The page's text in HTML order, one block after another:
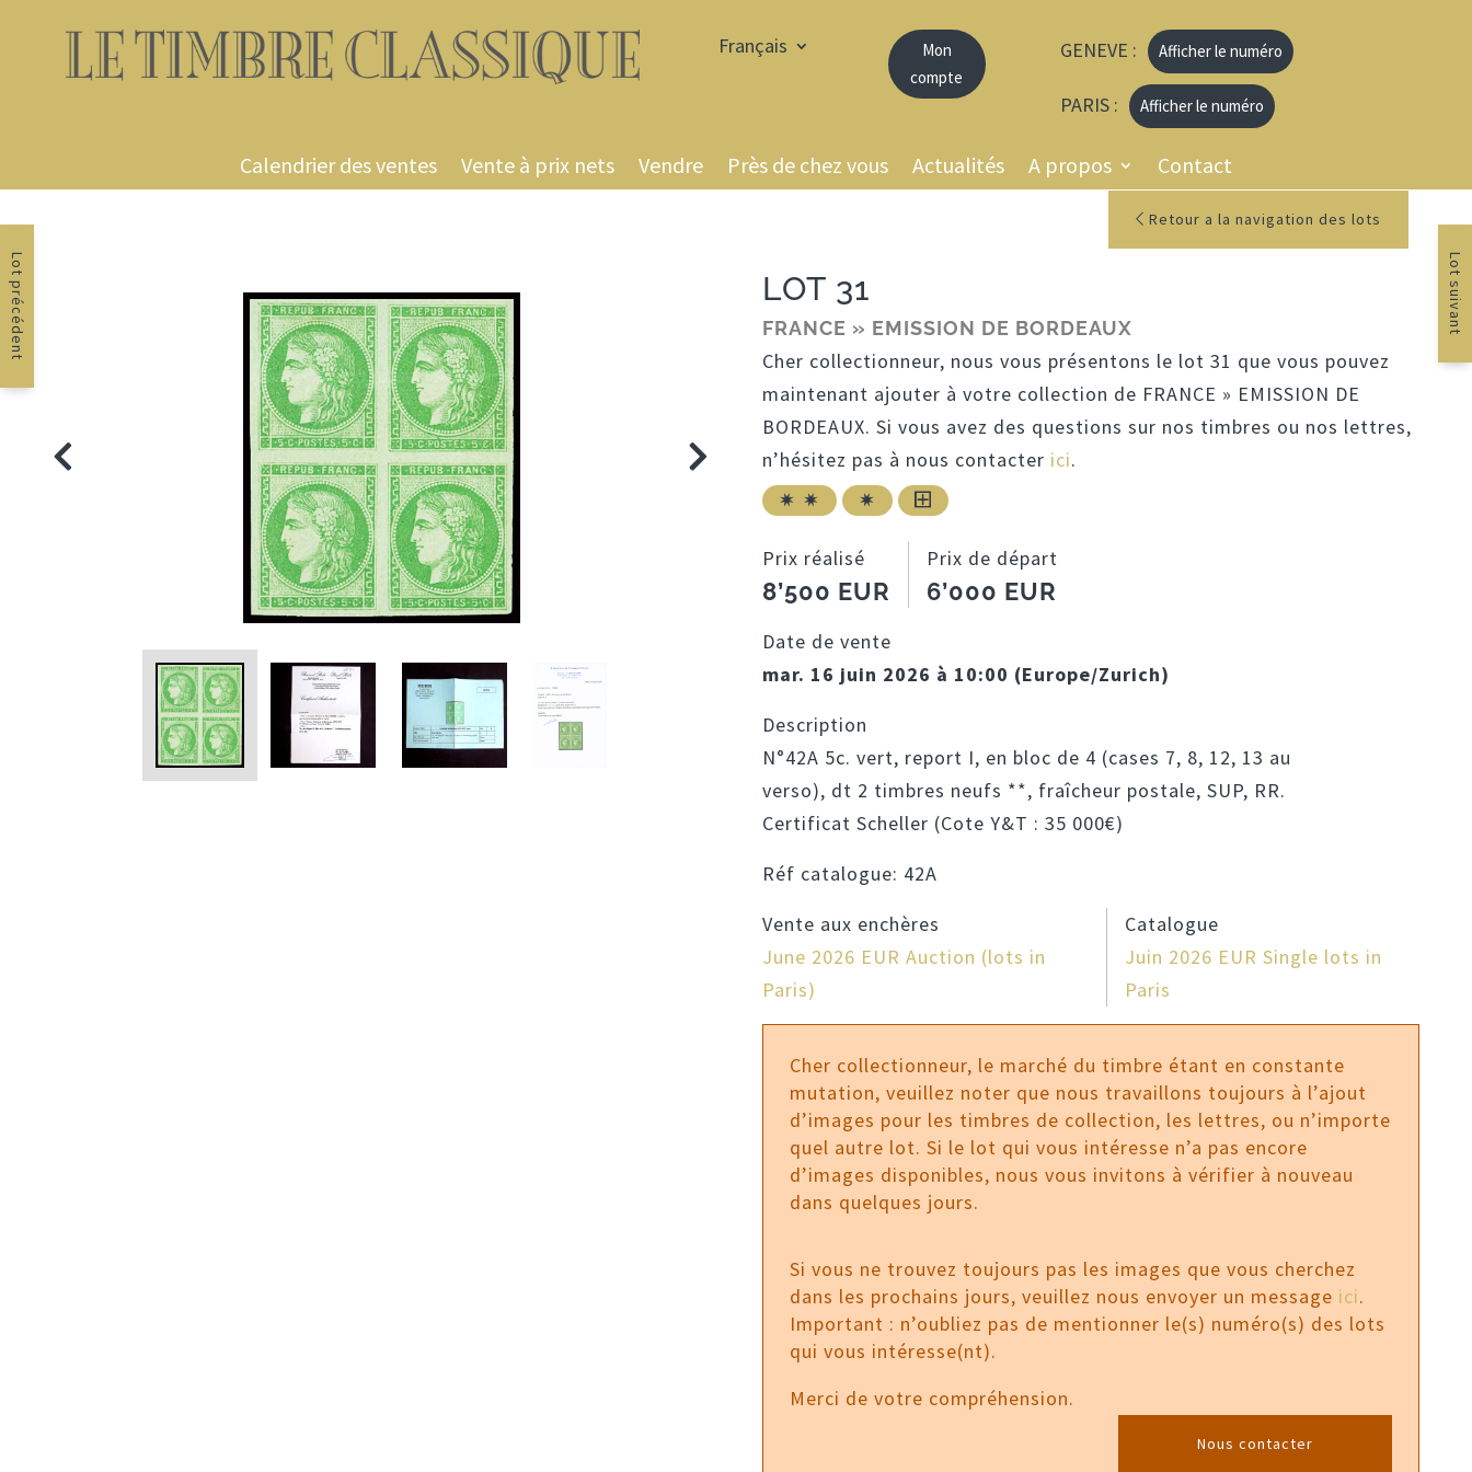
Français
Mon
compte
GENEVE : Afficher le numéro
PARIS : Afficher le numéro
Calendrier des ventes Vente à prix nets Vendre Près de chez vous Actualités A propos Contact
Retour a la navigation des lots
Lot précédent Lot suivant
LOT 31
FRANCE » EMISSION DE BORDEAUX
Cher collectionneur, nous vous présentons le lot 31 que vous pouvez
maintenant ajouter à votre collection de FRANCE » EMISSION DE
BORDEAUX. Si vous avez des questions sur nos timbres ou nos lettres,
n’hésitez pas à nous contacter ici.
Prix réalisé
8’500 EUR
Prix de départ
6’000 EUR
Date de vente
mar. 16 juin 2026 à 10:00 (Europe/Zurich)
Description
N°42A 5c. vert, report I, en bloc de 4 (cases 7, 8, 12, 13 au
verso), dt 2 timbres neufs **, fraîcheur postale, SUP, RR.
Certificat Scheller (Cote Y&T : 35 000€)
Réf catalogue: 42A
Vente aux enchères
June 2026 EUR Auction (lots in
Paris)
Catalogue
Juin 2026 EUR Single lots in
Paris
Cher collectionneur, le marché du timbre étant en constante
mutation, veuillez noter que nous travaillons toujours à l’ajout
d’images pour les timbres de collection, les lettres, ou n’importe
quel autre lot. Si le lot qui vous intéresse n’a pas encore
d’images disponibles, nous vous invitons à vérifier à nouveau
dans quelques jours.
Si vous ne trouvez toujours pas les images que vous cherchez
dans les prochains jours, veuillez nous envoyer un message ici.
Important : n’oubliez pas de mentionner le(s) numéro(s) des lots
qui vous intéresse(nt).
Merci de votre compréhension.
Nous contacter